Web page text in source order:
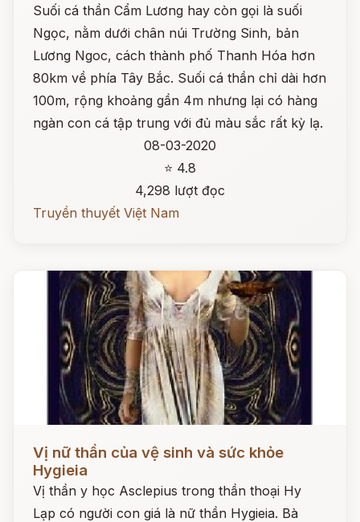
Suối cá thần Cẩm Lương hay còn gọi là suối
Ngọc, nằm dưới chân núi Trường Sinh, bản
Lương Ngoc, cách thành phố Thanh Hóa hơn
80km về phía Tây Bắc. Suối cá thần chỉ dài hơn
100m, rộng khoảng gần 4m nhưng lại có hàng
ngàn con cá tập trung với đủ màu sắc rất kỳ lạ.
08-03-2020
⭐ 4.8
4,298 lượt đọc
Truyền thuyết Việt Nam
Vị nữ thần của vệ sinh và sức khỏe
Hygieia
Vị thần y học Asclepius trong thần thoại Hy
Lạp có người con giá là nữ thần Hygieia. Bà